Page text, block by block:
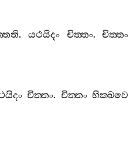
. යථයිදං චිත‍්තං.චිත‍්තං
චිත‍්තං. චිත‍්තං භික‍්ඛවෙ